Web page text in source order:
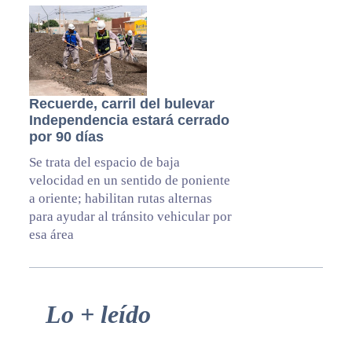
Recuerde, carril del bulevar
Independencia estará cerrado
por 90 días
Se trata del espacio de baja
velocidad en un sentido de poniente
a oriente; habilitan rutas alternas
para ayudar al tránsito vehicular por
esa área
Primary
Sidebar
Lo + leído